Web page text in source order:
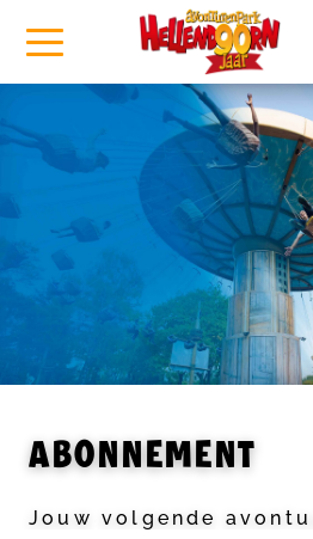
ABONNEMENT
Jouw volgende